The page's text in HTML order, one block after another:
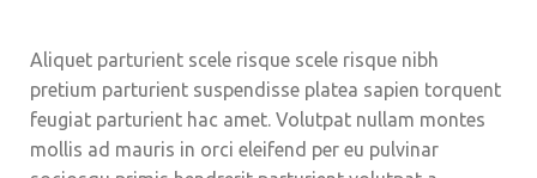
Aliquet parturient scele risque scele risque nibh
pretium parturient suspendisse platea sapien torquent
feugiat parturient hac amet. Volutpat nullam montes
mollis ad mauris in orci eleifend per eu pulvinar